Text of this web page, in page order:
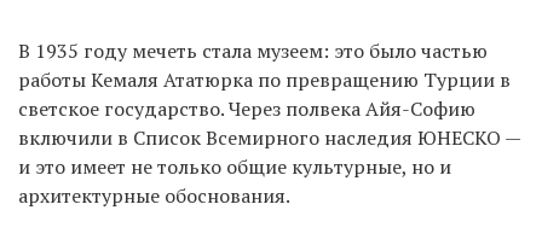
В 1935 году мечеть стала музеем: это было частью
работы Кемаля Ататюрка по превращению Турции в
светское государство. Через полвека Айя-Софию
включили в Список Всемирного наследия ЮНЕСКО —
и это имеет не только общие культурные, но и
архитектурные обоснования.